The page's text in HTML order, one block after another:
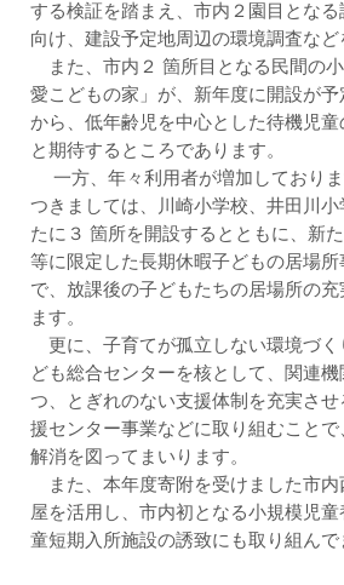
する検証を踏まえ、市内２園目とな
向け、建設予定地周辺の環境調査など
また、市内２ 箇所目となる民間の
愛こどもの家」が、新年度に開設が
から、低年齢児を中心とした待機児
と期待するところであります。
一方、年々利用者が増加しており
つきましては、川崎小学校、井田川
たに３ 箇所を開設するとともに、新
等に限定した長期休暇子どもの居場所
で、放課後の子どもたちの居場所の
ます。
更に、子育てが孤立しない環境づく
ども総合センターを核として、関連
つ、とぎれのない支援体制を充実さ
援センター事業などに取り組むこと
解消を図ってまいります。
また、本年度寄附を受けました市内
屋を活用し、市内初となる小規模児
童短期入所施設の誘致にも取り組んで